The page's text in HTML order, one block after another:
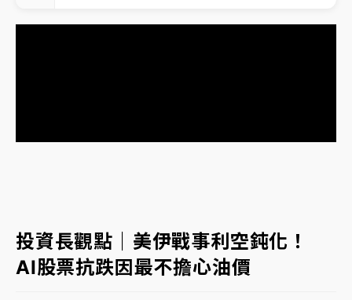
周末精選｜ 慈濟遭詐10億完整始末曝！律師掮客大玩兩
任 預算難關如何解？
買1送1
白海豚逼近！新北高灘地停車場下午4時強制拖吊 中午
投資長觀點｜美伊戰事利空鈍化！
AI股票抗跌因最不擔心油價